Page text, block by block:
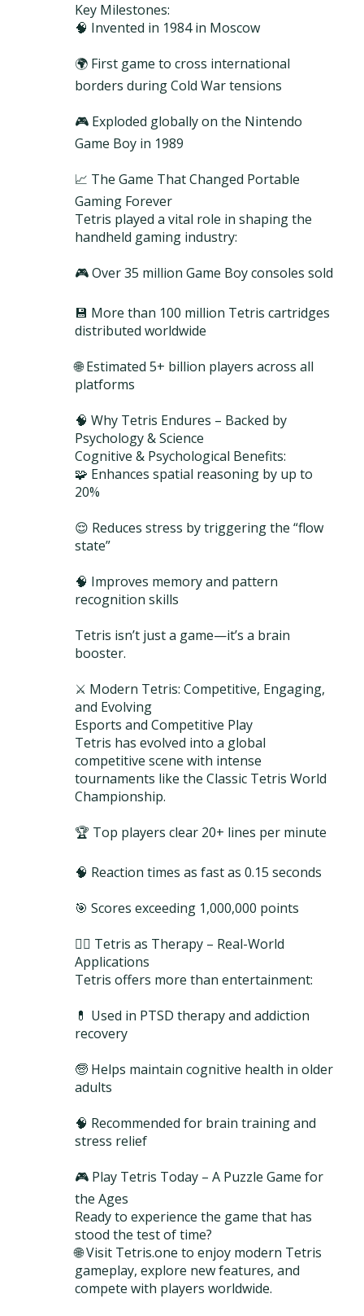
Key Milestones:
🧠 Invented in 1984 in Moscow
🌍 First game to cross international
borders during Cold War tensions
🎮 Exploded globally on the Nintendo
Game Boy in 1989
📈 The Game That Changed Portable
Gaming Forever
Tetris played a vital role in shaping the
handheld gaming industry:
🎮 Over 35 million Game Boy consoles sold
💾 More than 100 million Tetris cartridges
distributed worldwide
🌐 Estimated 5+ billion players across all
platforms
🧠 Why Tetris Endures – Backed by
Psychology & Science
Cognitive & Psychological Benefits:
🧩 Enhances spatial reasoning by up to
20%
😌 Reduces stress by triggering the “flow
state”
🧠 Improves memory and pattern
recognition skills
Tetris isn’t just a game—it’s a brain
booster.
⚔️ Modern Tetris: Competitive, Engaging,
and Evolving
Esports and Competitive Play
Tetris has evolved into a global
competitive scene with intense
tournaments like the Classic Tetris World
Championship.
🏆 Top players clear 20+ lines per minute
🧠 Reaction times as fast as 0.15 seconds
🎯 Scores exceeding 1,000,000 points
🧘‍♀️ Tetris as Therapy – Real-World
Applications
Tetris offers more than entertainment:
💊 Used in PTSD therapy and addiction
recovery
🧓 Helps maintain cognitive health in older
adults
🧠 Recommended for brain training and
stress relief
🎮 Play Tetris Today – A Puzzle Game for
the Ages
Ready to experience the game that has
stood the test of time?
🌐 Visit Tetris.one to enjoy modern Tetris
gameplay, explore new features, and
compete with players worldwide.